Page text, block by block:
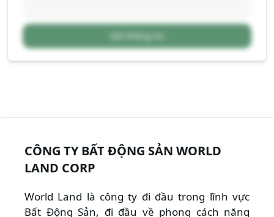
Gửi thông tin
CÔNG TY BẤT ĐỘNG SẢN WORLD
LAND CORP
World Land là công ty đi đầu trong lĩnh vực
Bất Động Sản, đi đầu về phong cách năng